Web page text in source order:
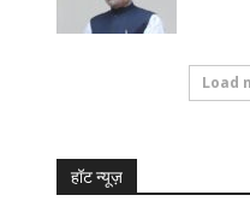
Load
हॉट न्यूज़